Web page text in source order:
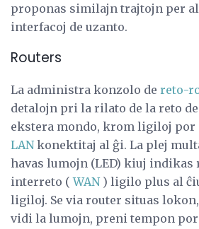
proponas similajn trajtojn per
interfacoj de uzanto.
Routers
La administra konzolo de reto-
detalojn pri la rilato de la reto
ekstera mondo, krom ligiloj por
LANkonektitaj al ĝi. La plej
havas lumojn (LED) kiuj indikas
interreto (WAN) ligilo plus al
ligiloj. Se via router situas
vidi la lumojn, preni tempon